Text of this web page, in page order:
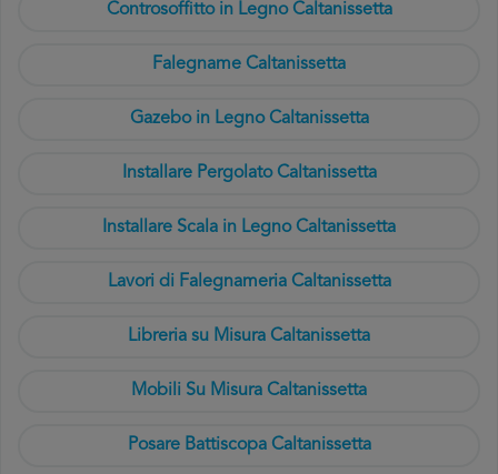
Controsoffitto in Legno Caltanissetta
Falegname Caltanissetta
Gazebo in Legno Caltanissetta
Installare Pergolato Caltanissetta
Installare Scala in Legno Caltanissetta
Lavori di Falegnameria Caltanissetta
Libreria su Misura Caltanissetta
Mobili Su Misura Caltanissetta
Posare Battiscopa Caltanissetta